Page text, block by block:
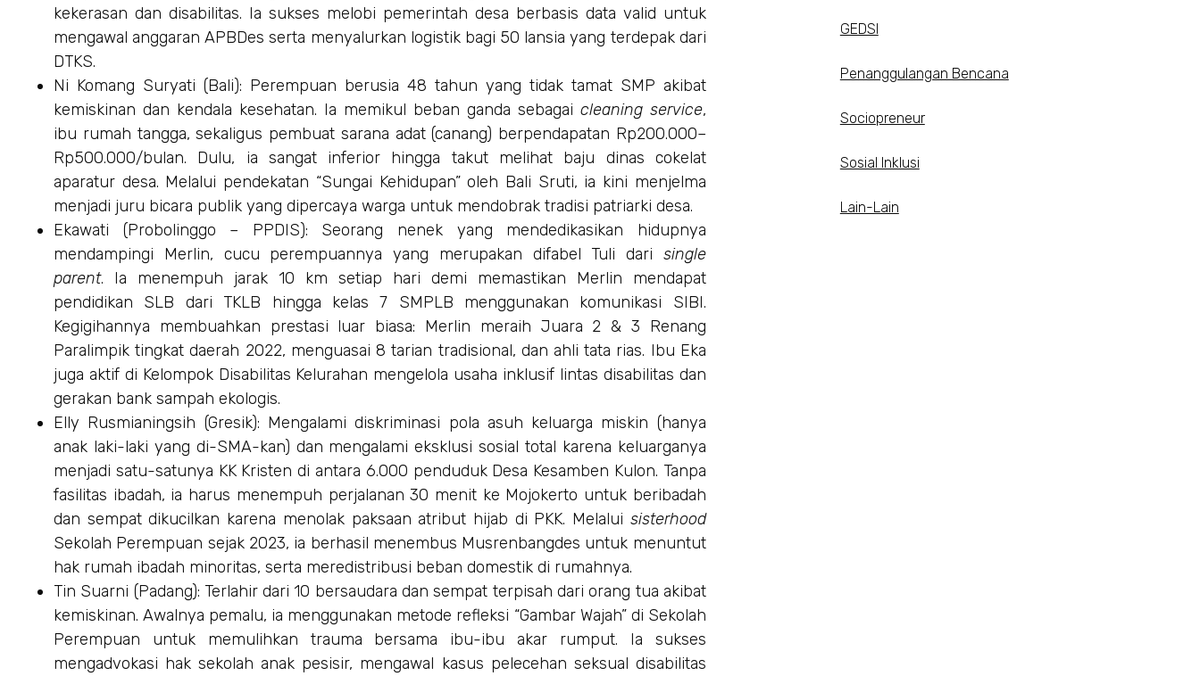
kekerasan dan disabilitas. Ia sukses melobi pemerintah desa berbasis data valid untuk
mengawal anggaran APBDes serta menyalurkan logistik bagi 50 lansia yang terdepak dari
DTKS.
Ni Komang Suryati (Bali): Perempuan berusia 48 tahun yang tidak tamat SMP akibat
kemiskinan dan kendala kesehatan. Ia memikul beban ganda sebagai cleaning service,
ibu rumah tangga, sekaligus pembuat sarana adat (canang) berpendapatan Rp200.000–
Rp500.000/bulan. Dulu, ia sangat inferior hingga takut melihat baju dinas cokelat
aparatur desa. Melalui pendekatan “Sungai Kehidupan” oleh Bali Sruti, ia kini menjelma
menjadi juru bicara publik yang dipercaya warga untuk mendobrak tradisi patriarki desa.
Ekawati (Probolinggo – PPDIS): Seorang nenek yang mendedikasikan hidupnya
mendampingi Merlin, cucu perempuannya yang merupakan difabel Tuli dari single
parent. Ia menempuh jarak 10 km setiap hari demi memastikan Merlin mendapat
pendidikan SLB dari TKLB hingga kelas 7 SMPLB menggunakan komunikasi SIBI.
Kegigihannya membuahkan prestasi luar biasa: Merlin meraih Juara 2 & 3 Renang
Paralimpik tingkat daerah 2022, menguasai 8 tarian tradisional, dan ahli tata rias. Ibu Eka
juga aktif di Kelompok Disabilitas Kelurahan mengelola usaha inklusif lintas disabilitas dan
gerakan bank sampah ekologis.
Elly Rusmianingsih (Gresik): Mengalami diskriminasi pola asuh keluarga miskin (hanya
anak laki-laki yang di-SMA-kan) dan mengalami eksklusi sosial total karena keluarganya
menjadi satu-satunya KK Kristen di antara 6.000 penduduk Desa Kesamben Kulon. Tanpa
fasilitas ibadah, ia harus menempuh perjalanan 30 menit ke Mojokerto untuk beribadah
dan sempat dikucilkan karena menolak paksaan atribut hijab di PKK. Melalui sisterhood
Sekolah Perempuan sejak 2023, ia berhasil menembus Musrenbangdes untuk menuntut
hak rumah ibadah minoritas, serta meredistribusi beban domestik di rumahnya.
Tin Suarni (Padang): Terlahir dari 10 bersaudara dan sempat terpisah dari orang tua akibat
kemiskinan. Awalnya pemalu, ia menggunakan metode refleksi “Gambar Wajah” di Sekolah
Perempuan untuk memulihkan trauma bersama ibu-ibu akar rumput. Ia sukses
mengadvokasi hak sekolah anak pesisir, mengawal kasus pelecehan seksual disabilitas
GEDSI
Penanggulangan Bencana
Sociopreneur
Sosial Inklusi
Lain-Lain